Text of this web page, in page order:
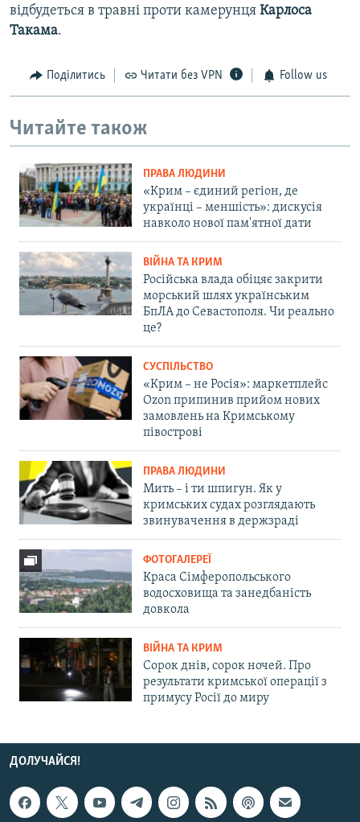
відбудеться в травні проти камерунця Карлоса
Такама.
Поділитись Читати без VPN Follow us
Читайте також
ПРАВА ЛЮДИНИ
«Крим – єдиний регіон, де
українці – меншість»: дискусія
навколо нової пам'ятної дати
ВІЙНА ТА КРИМ
Російська влада обіцяє закрити
морський шлях українським
БпЛА до Севастополя. Чи реально
це?
СУСПІЛЬСТВО
«Крим – не Росія»: маркетплейс
Ozon припинив прийом нових
замовлень на Кримському
півострові
ПРАВА ЛЮДИНИ
Мить – і ти шпигун. Як у
кримських судах розглядають
звинувачення в держзраді
ФОТОГАЛЕРЕЇ
Краса Сімферопольського
водосховища та занедбаність
довкола
ВІЙНА ТА КРИМ
Сорок днів, сорок ночей. Про
результати кримської операції з
примусу Росії до миру
ДОЛУЧАЙСЯ!